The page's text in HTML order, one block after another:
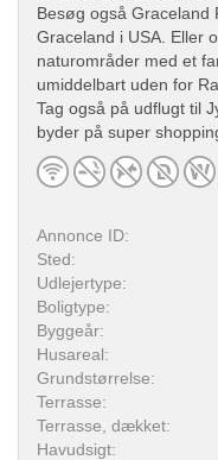
Besøg også Graceland
Graceland i USA. Eller
naturområder med et
umiddelbart uden for
Tag også på udflugt til
byder på super
Annonce ID:
Sted:
Udlejertype:
Boligtype:
Byggeår:
Husareal:
Grundstørrelse:
Terrasse:
Terrasse, dækket:
Havudsigt: